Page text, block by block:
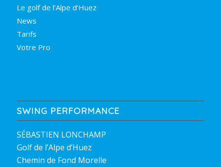
Le golf de l’Alpe d’Huez
News
Tarifs
Votre Pro
SWING PERFORMANCE
SÉBASTIEN LONCHAMP
Golf de l’Alpe d’Huez
Chemin de Fond Morelle